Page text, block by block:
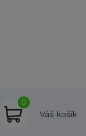
0
Váš košík